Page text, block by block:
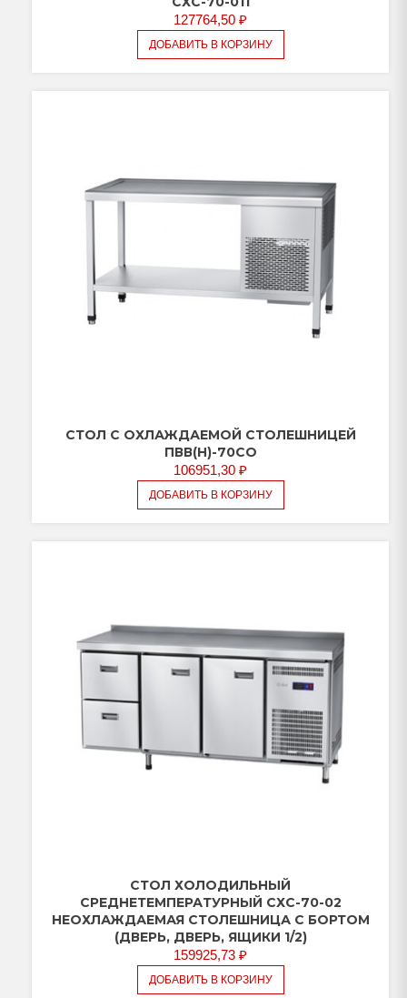
127764,50 ₽
ДОБАВИТЬ В КОРЗИНУ
СТОЛ С ОХЛАЖДАЕМОЙ СТОЛЕШНИЦЕЙ
ПВВ(Н)-70СО
106951,30 ₽
ДОБАВИТЬ В КОРЗИНУ
СТОЛ ХОЛОДИЛЬНЫЙ
СРЕДНЕТЕМПЕРАТУРНЫЙ СХС-70-02
НЕОХЛАЖДАЕМАЯ СТОЛЕШНИЦА С БОРТОМ
(ДВЕРЬ, ДВЕРЬ, ЯЩИКИ 1/2)
159925,73 ₽
ДОБАВИТЬ В КОРЗИНУ